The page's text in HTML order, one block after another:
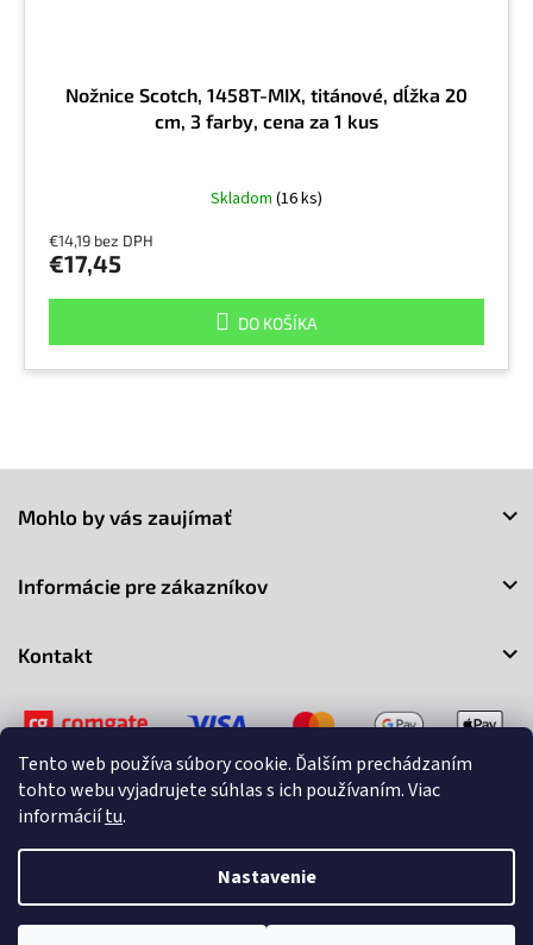
Tento web používa súbory cookie. Ďalším prechádzaním
tohto webu vyjadrujete súhlas s ich používaním. Viac
informáciítu.
Nastavenie
Nožnice Scotch, 1458T-MIX, titánové, dĺžka 20
cm, 3 farby, cena za 1 kus
Skladom (16 ks)
€14,19 bez DPH
€17,45
DO KOŠÍKA
Mohlo by vás zaujímať
Informácie pre zákazníkov
Kontakt
Vytvoril Shoptet
Copyright 2026